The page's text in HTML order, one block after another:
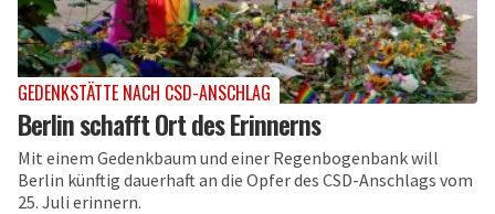
GEDENKSTÄTTE NACH CSD-ANSCHLAG
Berlin schafft Ort des Erinnerns
Mit einem Gedenkbaum und einer Regenbogenbank will
Berlin künftig dauerhaft an die Opfer des CSD-Anschlags vom
25. Juli erinnern.